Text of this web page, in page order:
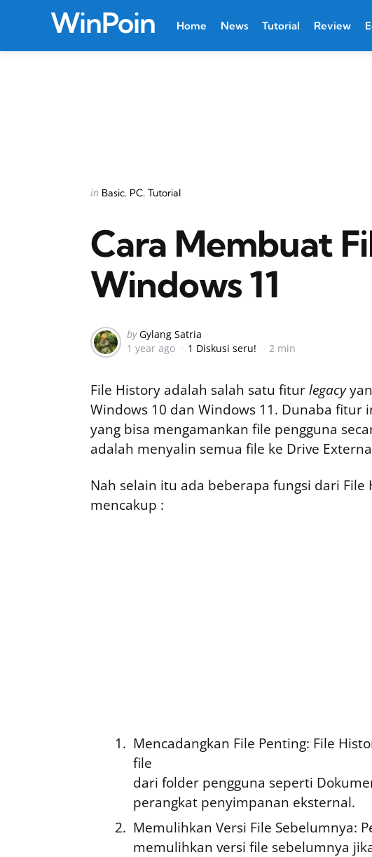
WinPoin Home News Tutorial Review
Categories
Posted
in Basic PC Tutorial
Cara Membuat
Windows 11
Posted
by
by Gylang Satria
1 year ago
1 Diskusi seru! 2 min
File History adalah salah satu fiturlegacy
Windows 10 dan Windows 11. Dunaba
yang bisa mengamankan file pengguna
adalah menyalin semua file ke Drive
Nah selain itu ada beberapa fungsi dari
mencakup :
Mencadangkan File Penting: File
file
dari folder pengguna seperti
perangkat penyimpanan eksternal.
Memulihkan Versi File Sebelumnya:
memulihkan versi file sebelumnya